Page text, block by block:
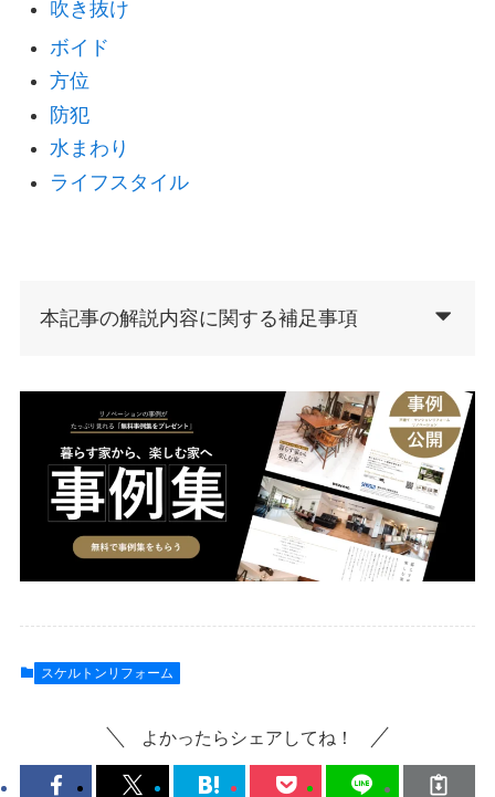
吹き抜け
ボイド
方位
防犯
水まわり
ライフスタイル
本記事の解説内容に関する補足事項
スケルトンリフォーム
よかったらシェアしてね！